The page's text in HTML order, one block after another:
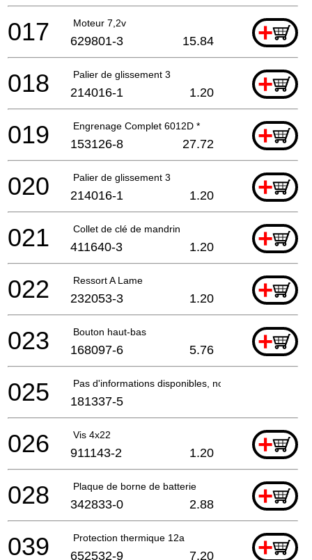
Moteur 7,2v +
017 629801-3 15.84
Palier de glissement 3 +
018 214016-1 1.20
Engrenage Complet 6012D * +
019 153126-8 27.72
Palier de glissement 3 +
020 214016-1 1.20
Collet de clé de mandrin +
021 411640-3 1.20
Ressort A Lame +
022 232053-3 1.20
Bouton haut-bas +
023 168097-6 5.76
Pas d'informations disponibles, non commandable
025 181337-5
Vis 4x22 +
026 911143-2 1.20
Plaque de borne de batterie +
028 342833-0 2.88
Protection thermique 12a +
039 652532-9 7.20